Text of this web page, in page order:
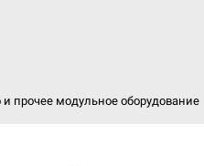
прочее модульное оборудование